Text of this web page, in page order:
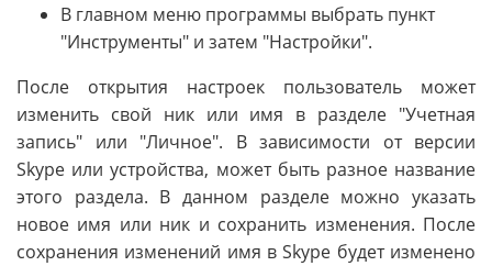
В главном меню программы выбрать пункт
"Инструменты" и затем "Настройки".
После открытия настроек пользователь может
изменить свой ник или имя в разделе "Учетная
запись" или "Личное". В зависимости от версии
Skype или устройства, может быть разное название
этого раздела. В данном разделе можно указать
новое имя или ник и сохранить изменения. После
сохранения изменений имя в Skype будет изменено